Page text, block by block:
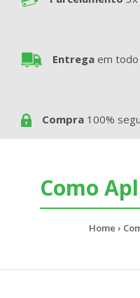
Entrega em todo
Compra 100%
Como
Home